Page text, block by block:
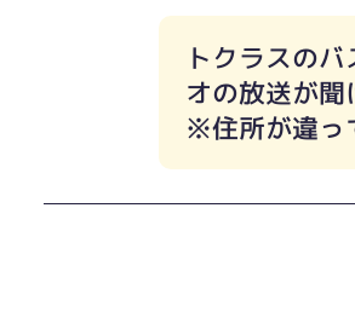
トクラスの
オの放送が聞
※住所が違っ